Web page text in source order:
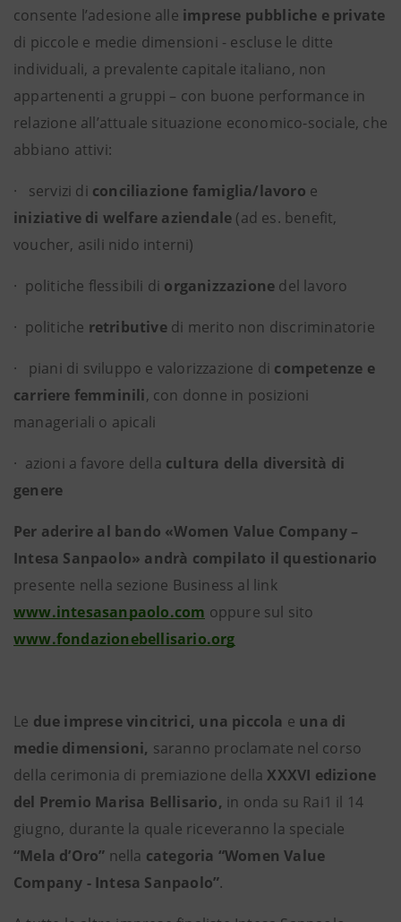
consente l’adesione alle imprese pubbliche e private
di piccole e medie dimensioni - escluse le ditte
individuali, a prevalente capitale italiano, non
appartenenti a gruppi – con buone performance in
relazione all’attuale situazione economico-sociale, che
abbiano attivi:
· servizi di conciliazione famiglia/lavoro e
iniziative di welfare aziendale (ad es. benefit,
voucher, asili nido interni)
· politiche flessibili di organizzazione del lavoro
· politiche retributivedi merito non discriminatorie
· piani di sviluppo e valorizzazione di competenze e
carriere femminili, con donne in posizioni
manageriali o apicali
· azioni a favore della cultura della diversità di
genere
Per aderire al bando «Women Value Company –
Intesa Sanpaolo» andrà compilato il questionario
presente nella sezione Business al link
www.intesasanpaolo.com oppure sul sito
www.fondazionebellisario.org
Le due imprese vincitrici, una piccola e una di
medie dimensioni, saranno proclamate nel corso
della cerimonia di premiazione dellaXXXVI edizione
del Premio Marisa Bellisario, in onda su Rai1 il 14
giugno, durante la quale riceveranno la speciale
“Mela d’Oro” nella categoria “Women Value
Company - Intesa Sanpaolo”.